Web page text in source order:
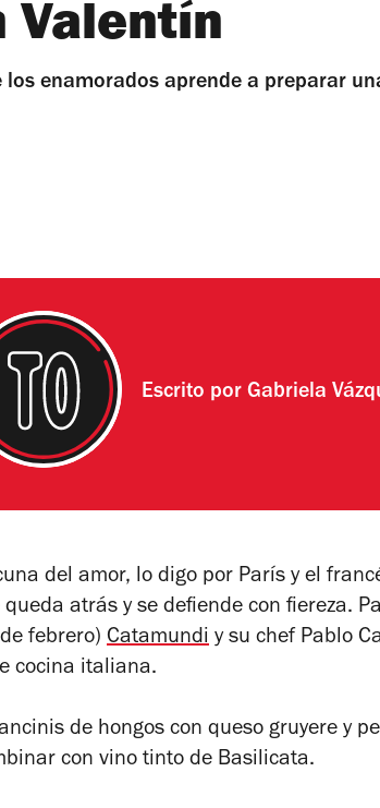
Valentín
los enamorados aprende a preparar
Escrito porGabriela
del amor, lo digo por París y el
atrás y se defiende con fiereza.
febrero) Catamundi y su chef Pablo
cocina italiana.
de hongos con queso gruyere y
con vino tinto de Basilicata.